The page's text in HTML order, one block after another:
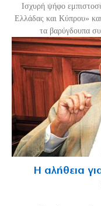
Ισχυρή ψήφο
Ελλάδας και Κύπρου»
τα βαρύγδουπα
Η αλήθεια